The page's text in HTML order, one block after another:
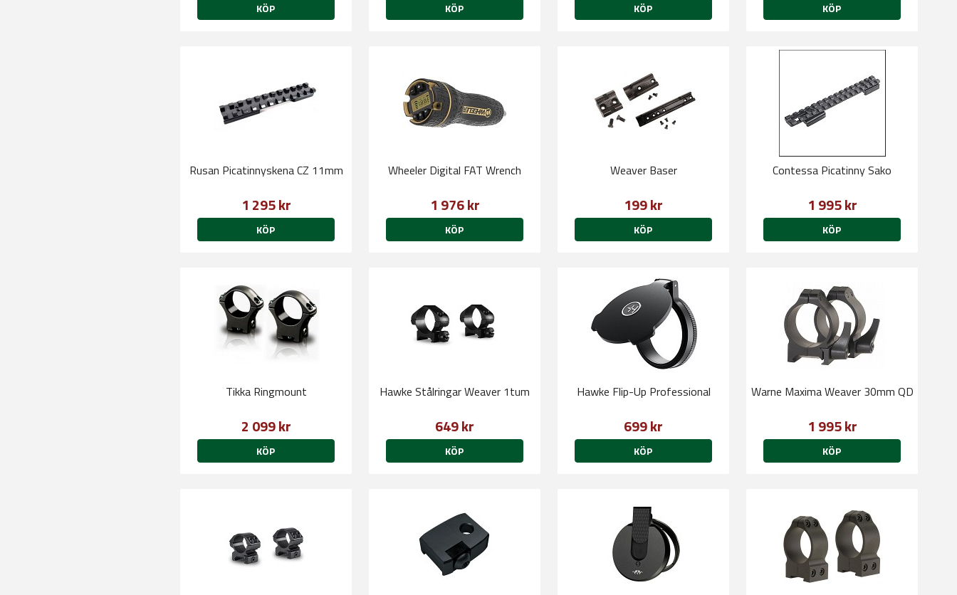
KÖP KÖP KÖP KÖP
Rusan Picatinnyskena CZ 11mm
1 295 kr
KÖP
Wheeler Digital FAT Wrench
1 976 kr
KÖP
Weaver Baser
199 kr
KÖP
Contessa Picatinny Sako
1 995 kr
KÖP
Tikka Ringmount
2 099 kr
KÖP
Hawke Stålringar Weaver 1tum
649 kr
KÖP
Hawke Flip-Up Professional
699 kr
KÖP
Warne Maxima Weaver 30mm QD
1 995 kr
KÖP